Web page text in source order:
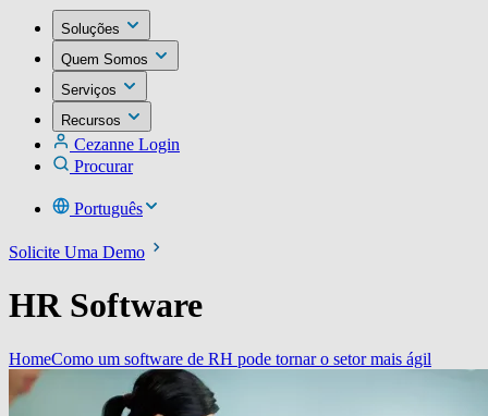
Soluções
Quem Somos
Serviços
Recursos
Cezanne Login
Procurar
Português
Solicite Uma Demo
HR Software
HomeComo um software de RH pode tornar o setor mais ágil